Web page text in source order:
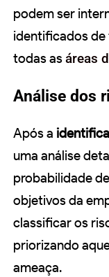
podem ser
identificados
todas asáreas
Análise dos
Após a
uma análise
probabilidade
objetivos da
classificar os
priorizando
ameaça.